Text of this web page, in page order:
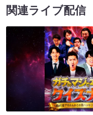
関連ライブ配信